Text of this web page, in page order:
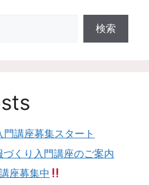
検索
講座募集スタート
くり入門講座のご案内
座募集中